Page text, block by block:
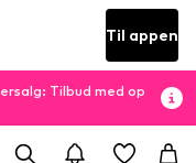
Til appen
Tilbud med op